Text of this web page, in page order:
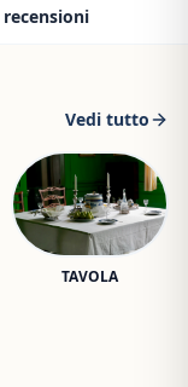
recensioni
Vedi tutto
TAVOLA